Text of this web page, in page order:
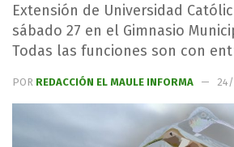
Extensión de Universidad
sábado 27 en el Gimnasio
Todas las funciones son con
POR REDACCIÓN EL MAULE INFORMA